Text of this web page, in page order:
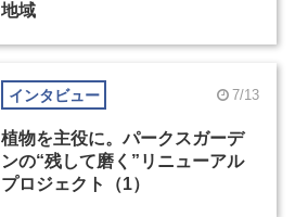
地域
インタビュー 7/13
植物を主役に。パークスガーデ
ンの“残して磨く”リニューアル
プロジェクト（1）